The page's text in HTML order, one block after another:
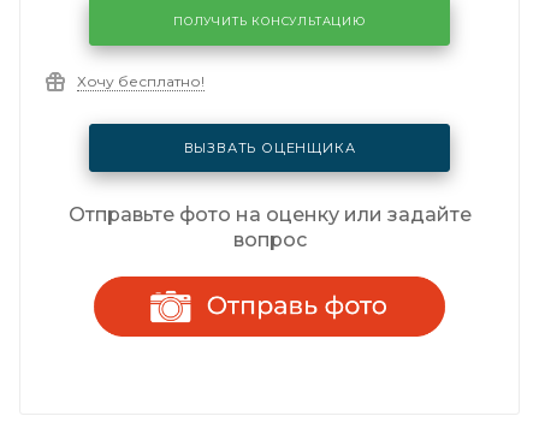
ПОЛУЧИТЬ КОНСУЛЬТАЦИЮ
Хочу бесплатно!
ВЫЗВАТЬ ОЦЕНЩИКА
Отправьте фото на оценку или задайте
вопрос